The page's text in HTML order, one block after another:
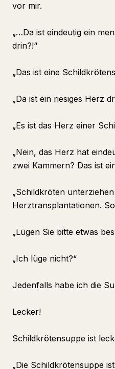
vor mir.
„…Da ist eindeutig ein
drin?!“
„Das ist eine
„Da ist ein riesiges Herz
„Es ist das Herz einer
„Nein, das Herz hat
zwei Kammern? Das ist
„Schildkröten
Herztransplantationen.
„Lügen Sie bitte etwas
„Ich lüge nicht?“
Jedenfalls habe ich die
Lecker!
Schildkrötensuppe ist
„Die Schildkrötensuppe